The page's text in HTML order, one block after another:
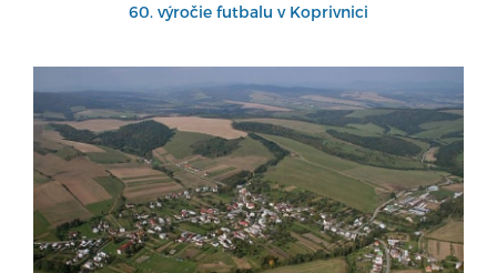
60. výročie futbalu v Koprivnici